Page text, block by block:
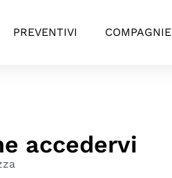
PREVENTIVI COMPAGNIE
accedervi